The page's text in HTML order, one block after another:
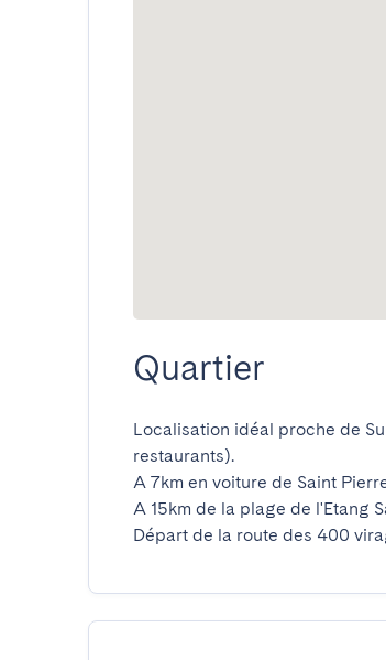
Quartier
Localisation idéal proche de
restaurants).
A 7km en voiture de Saint
A 15km de la plage de l'Etang
Départ de la route des 400